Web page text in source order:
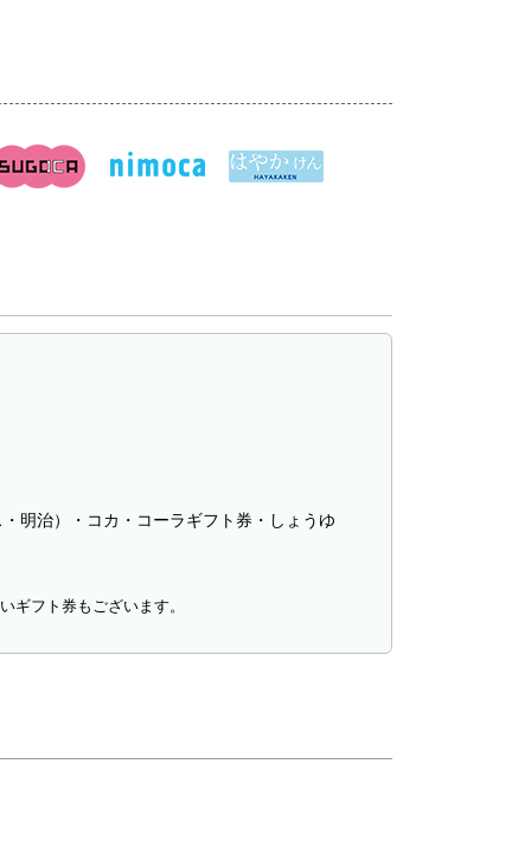
明治）・コカ・コーラギフト券・しょうゆ
ギフト券もございます。